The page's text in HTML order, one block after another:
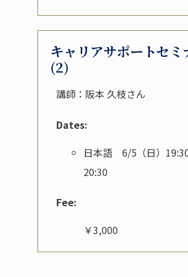
キャリアサポートセミ
(2)
講師：阪本 久枝さん
Dates:
日本語 6/5（日）
20:30
Fee:
￥3,000